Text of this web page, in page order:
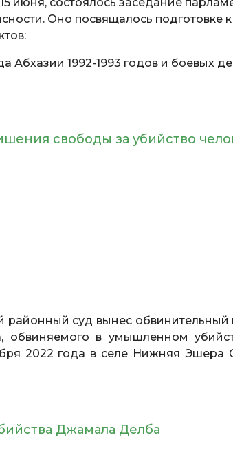
Оно посвящалось подготовке к
Абхазии 1992-1993 годов и боевых
свободы за убийство
районный суд вынес обвинительный
обвиняемого в умышленном
2022 года в селе Нижняя Эшера
Джамала Делба